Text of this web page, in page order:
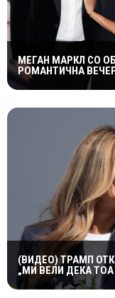
МЕГАН МАРКЛ СО
РОМАНТИЧНА
(ВИДЕО) ТРАМП
„МИ ВЕЛИ ДЕКА